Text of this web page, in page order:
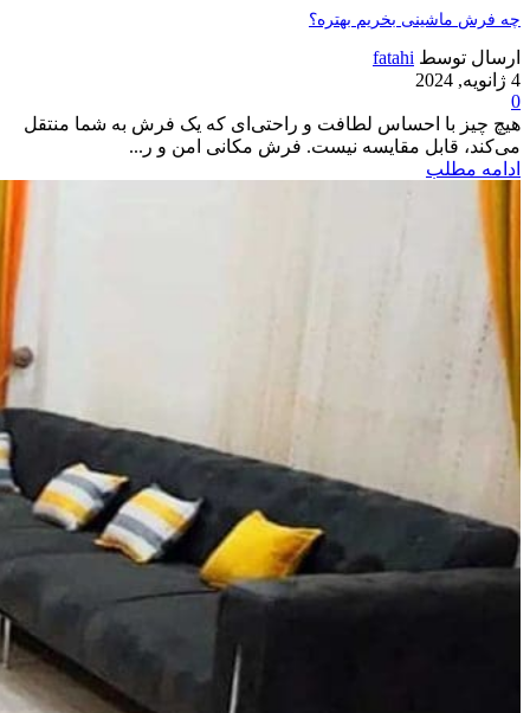
چه فرش ماشینی بخریم بهتره؟
ارسال توسط fatahi
4 ژانویه, 2024
0
هیچ چیز با احساس لطافت و راحتی‌ای که یک فرش به شما منتقل
می‌کند، قابل مقایسه نیست. فرش مکانی امن و ر...
ادامه مطلب